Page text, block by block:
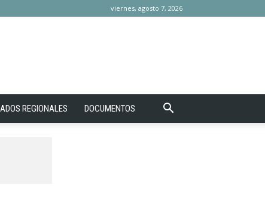
viernes, agosto 7, 2026
REGIONALES DOCUMENTOS